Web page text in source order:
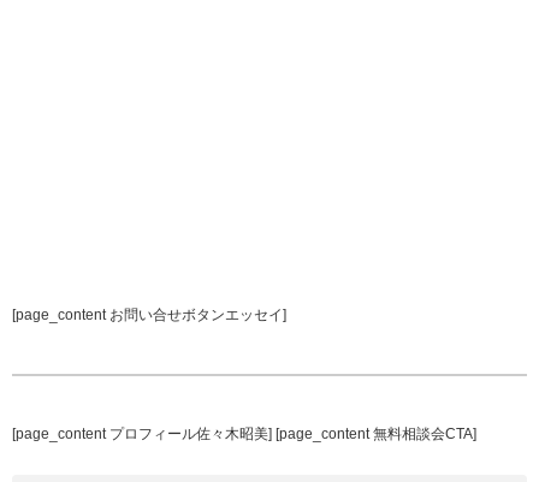
[page_content お問い合せボタンエッセイ]
[page_content プロフィール佐々木昭美] [page_content 無料相談会CTA]